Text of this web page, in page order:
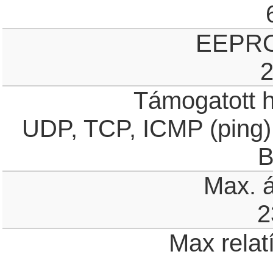
Támogatott
UDP, TCP, ICMP
Max.
Max